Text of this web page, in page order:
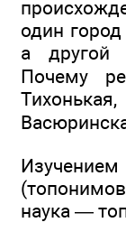
один
а
Почему
наука —